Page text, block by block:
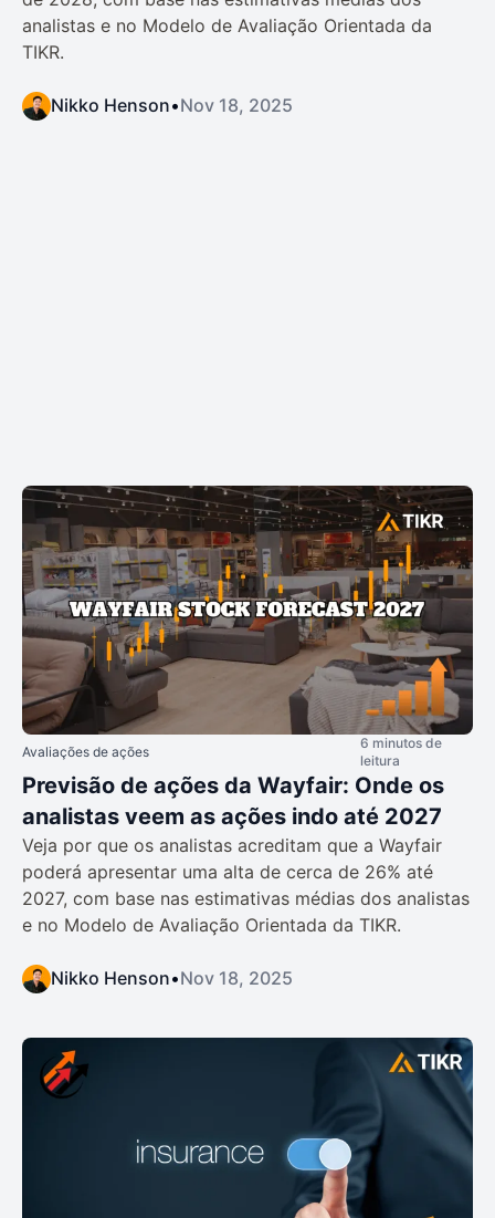
analistas e no Modelo de Avaliação Orientada da
TIKR.
Nikko Henson•Nov 18, 2025
Avaliações de ações
6 minutos de
leitura
Previsão de ações da Wayfair: Onde os
analistas veem as ações indo até 2027
Veja por que os analistas acreditam que a Wayfair
poderá apresentar uma alta de cerca de 26% até
2027, com base nas estimativas médias dos analistas
e no Modelo de Avaliação Orientada da TIKR.
Nikko Henson•Nov 18, 2025